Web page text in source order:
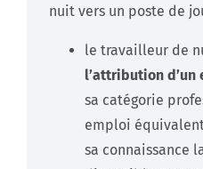
nuit vers un poste de
le travailleur de
l’attribution d’un
sa catégorie
emploi
sa connaissance